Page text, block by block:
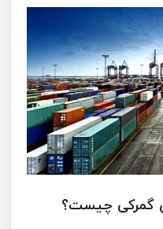
گمرکی چیست؟